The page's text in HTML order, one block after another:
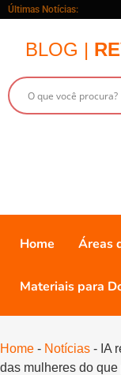
Últimas Notícias:
BLOG |
Home Áreas
Materiais para
Home - Notícias - IA
das mulheres do